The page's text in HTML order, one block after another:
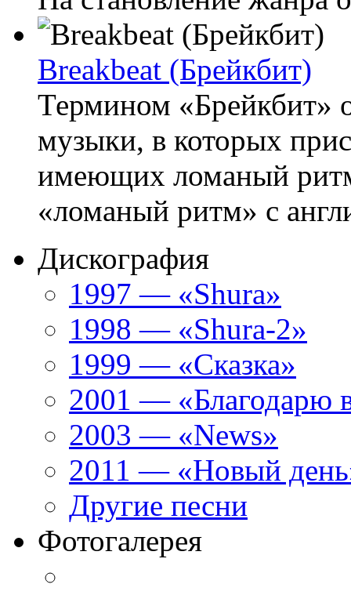
Breakbeat (Брейкбит)
Термином «Брейкбит»
музыки, в которых
имеющих ломаный
«ломаный ритм» с
Дискография
1997 — «Shura»
1998 — «Shura-2»
1999 — «Сказка»
2001 — «Благодарю
2003 — «News»
2011 — «Новый
Другие песни
Фотогалерея